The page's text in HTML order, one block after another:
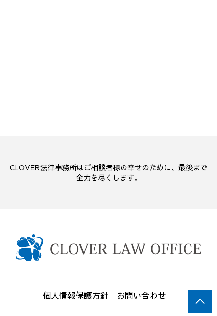
CLOVER法律事務所はご相談者様の幸せのために、最後まで
全力を尽くします。
個人情報保護方針 お問い合わせ